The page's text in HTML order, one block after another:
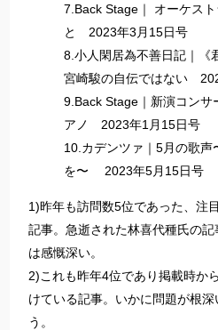
7.Back Stage｜ オーケス
と 2023年3月15日号
8.小人閑居為不善日記｜《
宮崎駿の自伝ではない
9.Back Stage｜新演コンサ
アノ 2023年1月15日号
10.カデンツァ｜5月の歌
を〜 2023年5月15日号
1)昨年も訪問数5位であった、注
記事。急逝された林喜代種氏の
は感慨深い。
2)これも昨年4位であり掲載時か
けている記事。いかに問題が根
う。